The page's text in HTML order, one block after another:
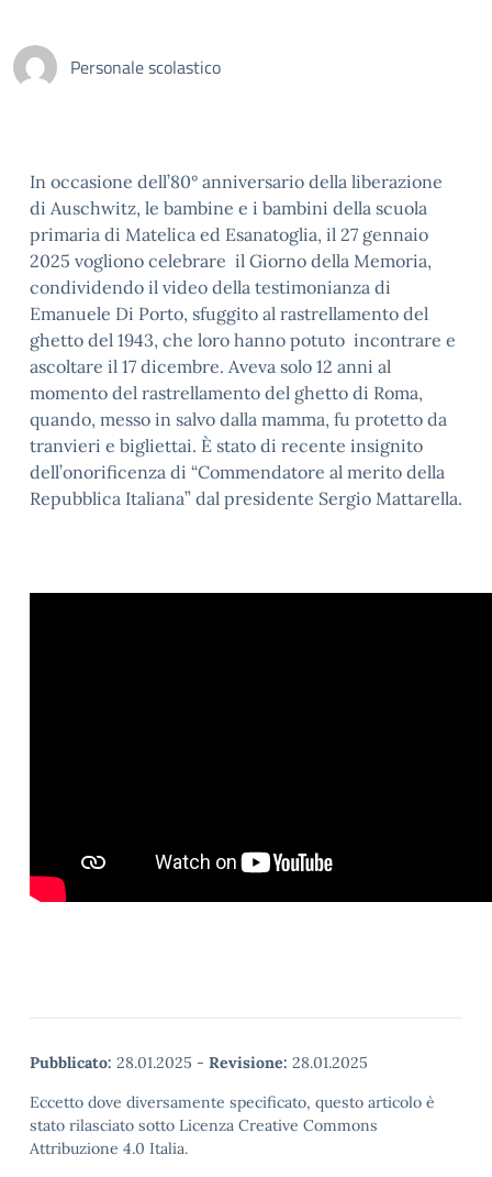
Personale scolastico
In occasione dell’80° anniversario della liberazione
di Auschwitz, le bambine e i bambini della scuola
primaria di Matelica ed Esanatoglia, il 27 gennaio
2025 vogliono celebrare il Giorno della Memoria,
condividendo il video della testimonianza di
Emanuele Di Porto, sfuggito al rastrellamento del
ghetto del 1943, che loro hanno potuto incontrare e
ascoltare il 17 dicembre. Aveva solo 12 anni al
momento del rastrellamento del ghetto di Roma,
quando, messo in salvo dalla mamma, fu protetto da
tranvieri e bigliettai. È stato di recente insignito
dell’onorificenza di “Commendatore al merito della
Repubblica Italiana” dal presidente Sergio Mattarella.
Pubblicato: 28.01.2025 - Revisione: 28.01.2025
Eccetto dove diversamente specificato, questo articolo è
stato rilasciato sotto Licenza Creative Commons
Attribuzione 4.0 Italia.